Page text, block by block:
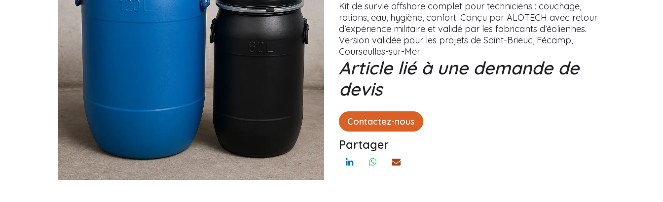
Kit de survie offshore complet pour techniciens : couchage,
rations, eau, hygiène, confort. Conçu par ALOTECH avec retour
d’expérience militaire et validé par les fabricants d’éoliennes.
Version validée pour les projets de Saint-Brieuc, Fécamp,
Courseulles-sur-Mer.
Article lié à une demande de
devis
Contactez-nous
Partager